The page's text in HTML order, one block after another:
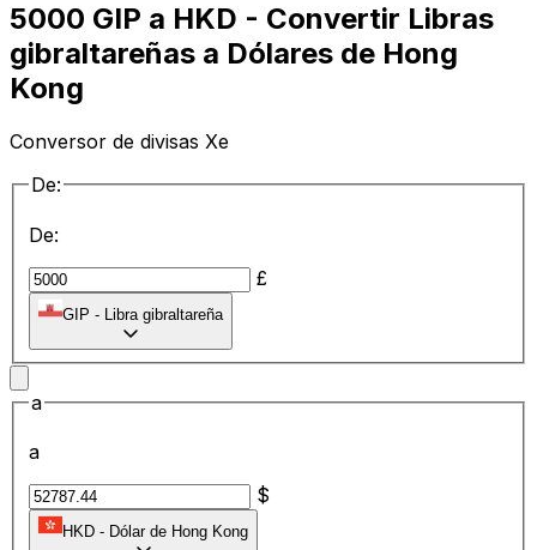
5000 GIP a HKD - Convertir Libras
gibraltareñas a Dólares de Hong
Kong
Conversor de divisas Xe
De:
De:
£
GIP - Libra gibraltareña
a
a
$
HKD - Dólar de Hong Kong